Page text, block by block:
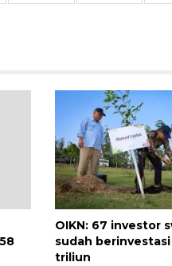
OIKN: 67 investor
sudah
triliun